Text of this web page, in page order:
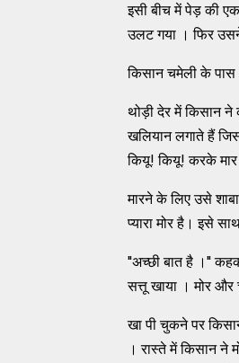
इसी बीच में पेड़ की
उलट गया । फिर
किसान चमेली के
थोड़ी देर में किसान
खलियान लगाते हैं
कियू! कियू! करके मार
मारने के लिए उसे
प्यारा मोर है। इसे
''अच्छी बात है ।''
सत्तू खाया । मोर और
खा पी चुकने पर
। रास्ते में किसान ने